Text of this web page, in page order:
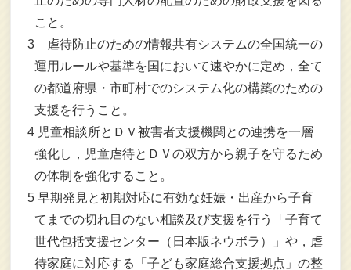
こと。
3 虐待防止のための情報共有システムの全国統一の
運用ルールや基準を国において速やかに定め，全て
の都道府県・市町村でのシステム化の構築のための
支援を行うこと。
4 児童相談所とＤＶ被害者支援機関との連携を一層
強化し，児童虐待とＤＶの双方から親子を守るため
の体制を強化すること。
5 早期発見と初期対応に有効な妊娠・出産から子育
てまでの切れ目のない相談及び支援を行う「子育て
世代包括支援センター（日本版ネウボラ）」や，虐
待家庭に対応する「子ども家庭総合支援拠点」の整